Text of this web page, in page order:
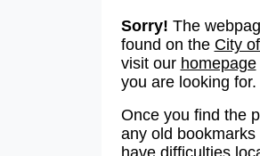
Sorry! The
found on the City
visit our homepage
you are looking for.
Once you find the
any old
have difficulties